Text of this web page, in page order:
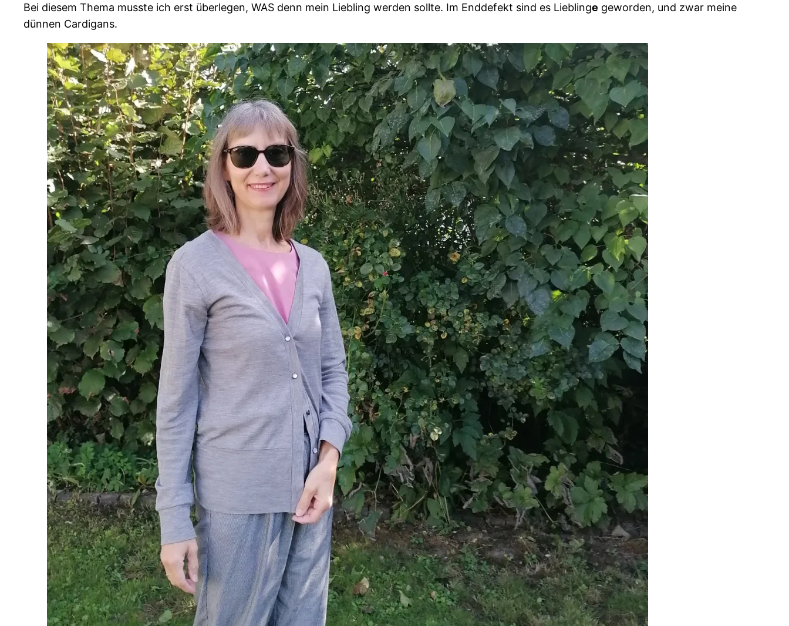
Bei diesem Thema musste ich erst überlegen, WAS denn mein Liebling werden sollte. Im Enddefekt sind es Lieblinge geworden, und zwar meine
dünnen Cardigans.